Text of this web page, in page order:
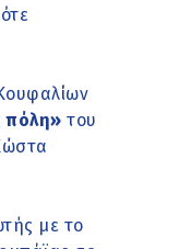
πόλη» του
με το